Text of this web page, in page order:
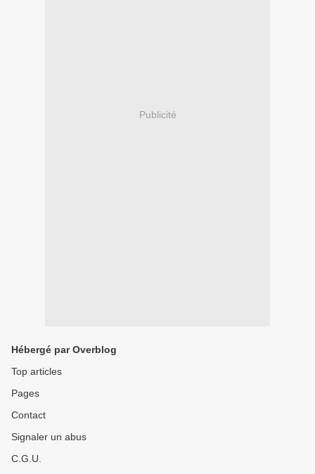
Publicité
Hébergé par Overblog
Top articles
Pages
Contact
Signaler un abus
C.G.U.